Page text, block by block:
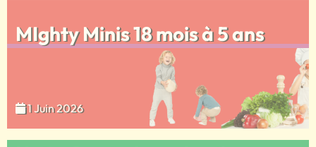
MIghty Minis 18 mois à 5 ans
1 Juin 2026